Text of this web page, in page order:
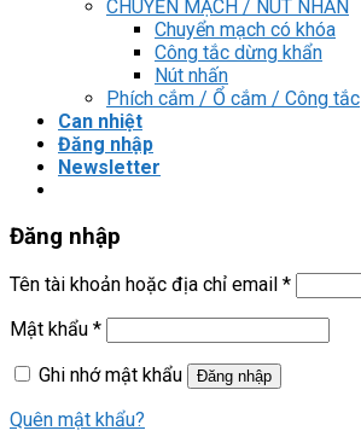
CHUYỂN MẠCH / NÚT NHẤN
Chuyển mạch có khóa
Công tắc dừng khẩn
Nút nhấn
Phích cắm / Ổ cắm / Công tắc
Can nhiệt
Đăng nhập
Newsletter
Đăng nhập
Tên tài khoản hoặc địa chỉ email *
Mật khẩu *
Ghi nhớ mật khẩu
Đăng nhập
Quên mật khẩu?